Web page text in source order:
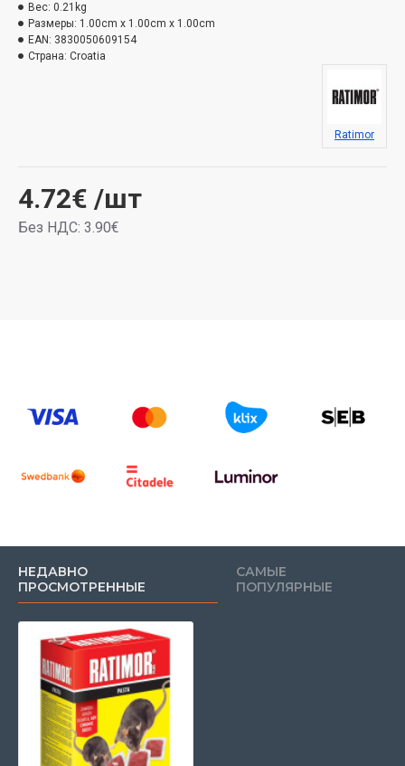
4.72€ /шт
Без НДС: 3.90€
Вес: 0.21kg
Размеры: 1.00cm x 1.00cm x 1.00cm
EAN: 3830050609154
Страна: Croatia
Ratimor
НЕДАВНО
ПРОСМОТРЕННЫЕ
САМЫЕ
ПОПУЛЯРНЫЕ